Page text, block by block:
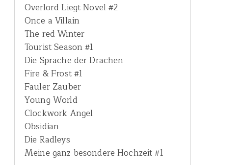
r
:
Overlord Liegt Novel #2
Once a Villain
The red Winter
Tourist Season #1
Die Sprache der Drachen
Fire & Frost #1
Fauler Zauber
Young World
Clockwork Angel
Obsidian
Die Radleys
Meine ganz besondere Hochzeit #1